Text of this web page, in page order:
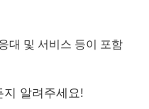
대 및 서비스 등이 포함
지 알려주세요!